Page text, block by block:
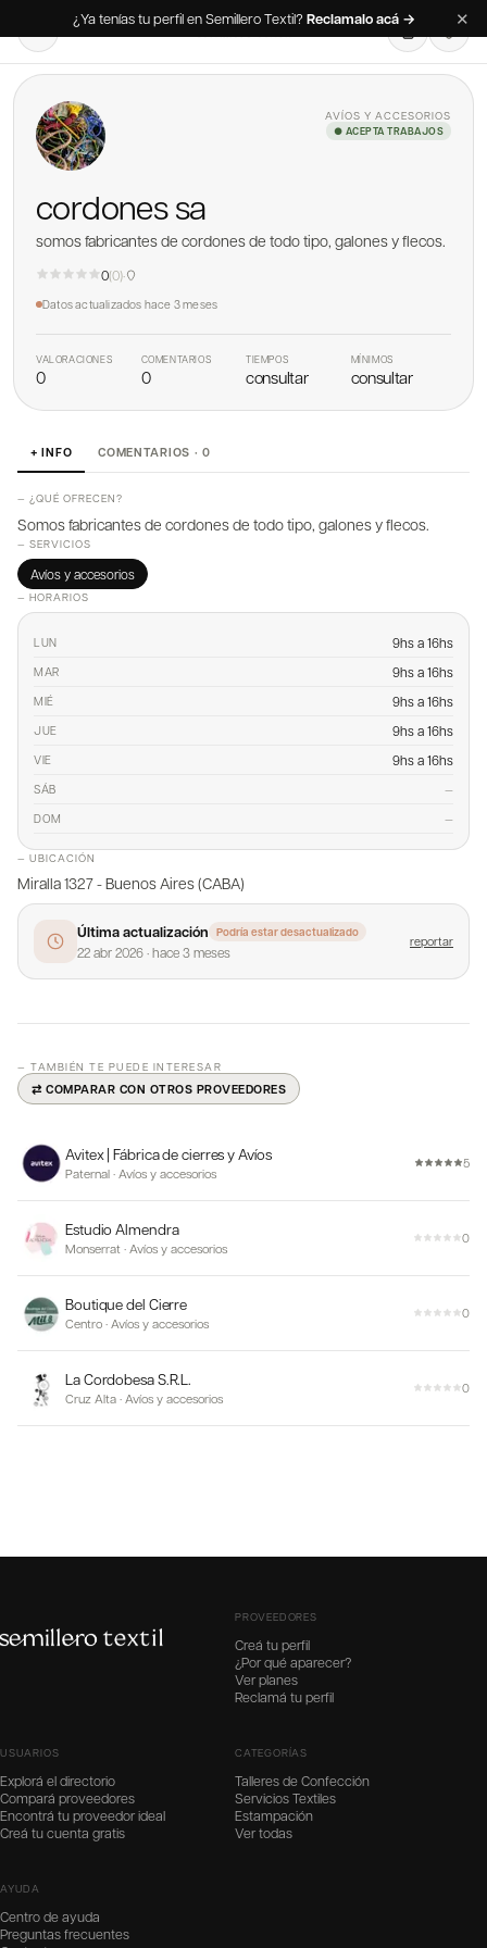
¿Ya tenías tu perfil en Semillero Textil? Reclamalo acá → ✕
AVÍOS Y ACCESORIOS
● ACEPTA TRABAJOS
cordones sa
somos fabricantes de cordones de todo tipo, galones y flecos.
0(0)·
Datos actualizados hace 3 meses
VALORACIONES
0
COMENTARIOS
0
TIEMPOS
consultar
MÍNIMOS
consultar
+ INFO COMENTARIOS · 0
— ¿QUÉ OFRECEN?
Somos fabricantes de cordones de todo tipo, galones y flecos.
— SERVICIOS
Avíos y accesorios
— HORARIOS
LUN 9hs a 16hs
MAR 9hs a 16hs
MIÉ 9hs a 16hs
JUE 9hs a 16hs
VIE 9hs a 16hs
SÁB —
DOM —
— UBICACIÓN
Miralla 1327 - Buenos Aires (CABA)
Última actualización Podría estar desactualizado
22 abr 2026·hace 3 meses
reportar
— TAMBIÉN TE PUEDE INTERESAR
⇄ COMPARAR CON OTROS PROVEEDORES
Avitex | Fábrica de cierres y Avíos
Paternal · Avíos y accesorios
5
Estudio Almendra
Monserrat · Avíos y accesorios
0
Boutique del Cierre
Centro · Avíos y accesorios
0
La Cordobesa S.R.L.
Cruz Alta · Avíos y accesorios
0
PROVEEDORES
Creá tu perfil
¿Por qué aparecer?
Ver planes
Reclamá tu perfil
USUARIOS
Explorá el directorio
Compará proveedores
Encontrá tu proveedor ideal
Creá tu cuenta gratis
CATEGORÍAS
Talleres de Confección
Servicios Textiles
Estampación
Ver todas
AYUDA
Centro de ayuda
Preguntas frecuentes